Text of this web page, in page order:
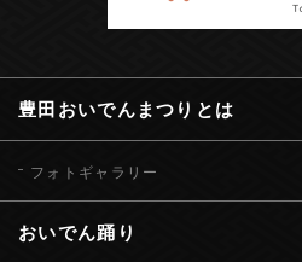
豊田おいでんまつりとは
フォトギャラリー
おいでん踊り